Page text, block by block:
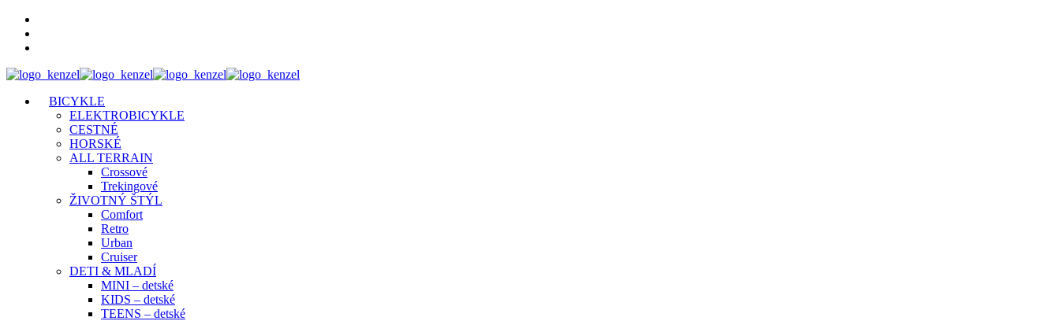
BICYKLE
ELEKTROBICYKLE
CESTNÉ
HORSKÉ
ALL TERRAIN
Crossové
Trekingové
ŽIVOTNÝ ŠTÝL
Comfort
Retro
Urban
Cruiser
DETI & MLADÍ
MINI – detské
KIDS – detské
TEENS – detské